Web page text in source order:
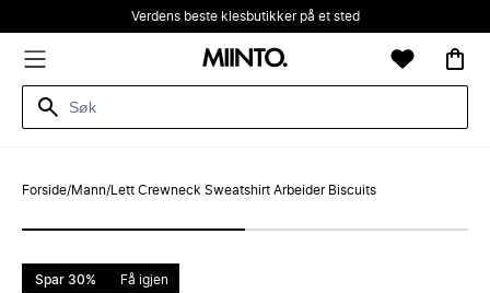
Verdens beste klesbutikker på et sted
Forside/Mann/ Lett Crewneck Sweatshirt Arbeider Biscuits
Spar 30% Få igjen